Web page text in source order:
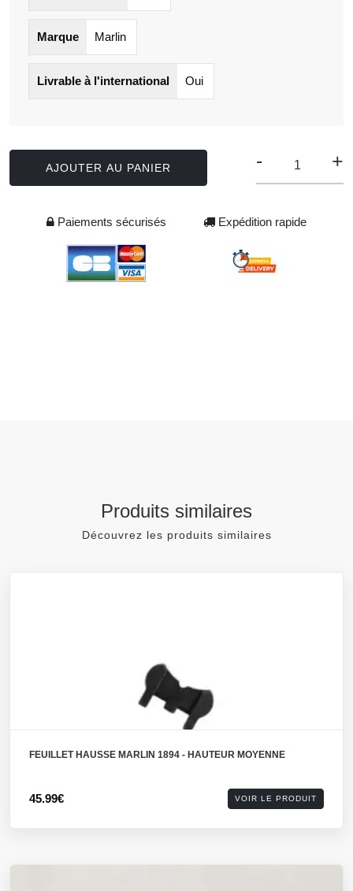
Marque Marlin
Livrable à l'international Oui
AJOUTER AU PANIER - +
Paiements sécurisés Expédition rapide
Produits similaires
Découvrez les produits similaires
FEUILLET HAUSSE MARLIN 1894 - HAUTEUR MOYENNE
45.99€ VOIR LE PRODUIT